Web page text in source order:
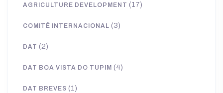
AGRICULTURE DEVELOPMENT (17)
COMITÊ INTERNACIONAL (3)
DAT (2)
DAT BOA VISTA DO TUPIM (4)
DAT BREVES (1)